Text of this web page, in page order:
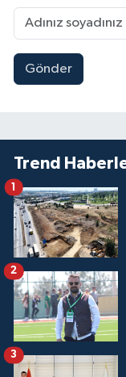
Gönder
Trend
1
2
3